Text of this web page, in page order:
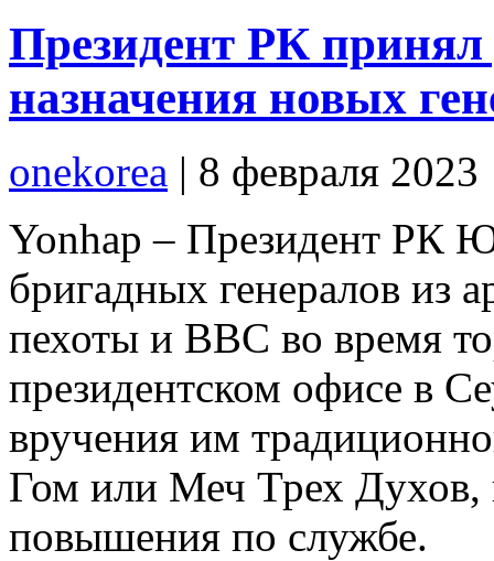
Президент РК принял
назначения новых
onekorea | 8 февраля 2023
Yonhap – Президент РК
бригадных генералов из
пехоты и ВВС во время
президентском офисе в
вручения им
Гом или Меч Трех Духов,
повышения по службе.